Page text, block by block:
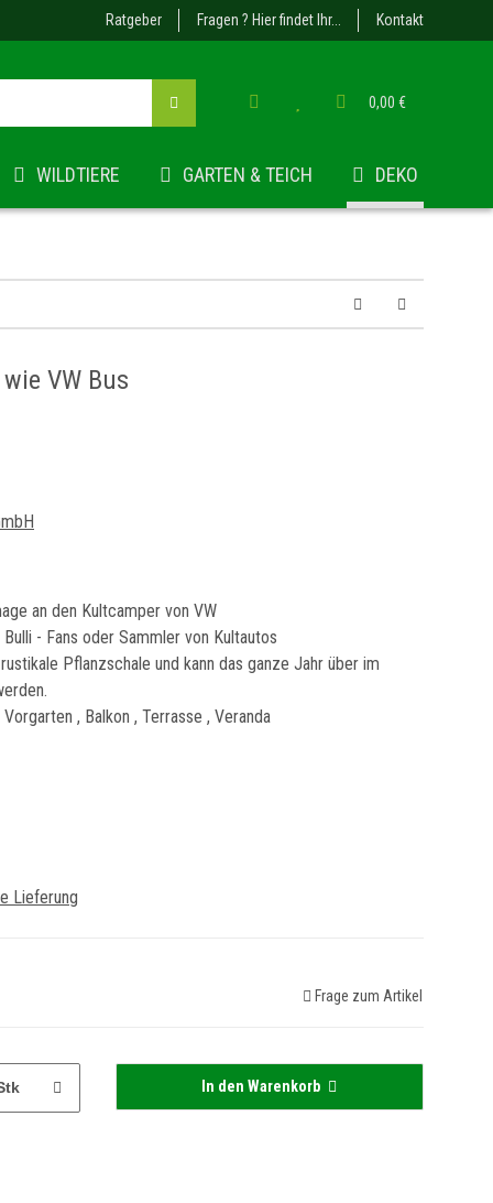
Ratgeber Fragen ? Hier findet Ihr... Kontakt
0,00 €
WILDTIERE GARTEN & TEICH DEKO
VW Bus
an den Kultcamper von VW
- Fans oder Sammler von Kultautos
Pflanzschale und kann das ganze Jahr über im
, Balkon , Terrasse , Veranda
Lieferung
Frage zum Artikel
In den Warenkorb